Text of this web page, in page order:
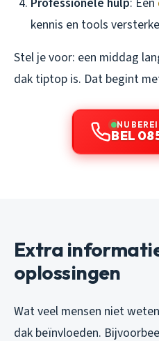
kennis en tools
Stel je voor: een middag
dak tiptop is. Dat begint
NU
BEL
Extra
oplossingen
Wat veel mensen niet
dak beïnvloeden.